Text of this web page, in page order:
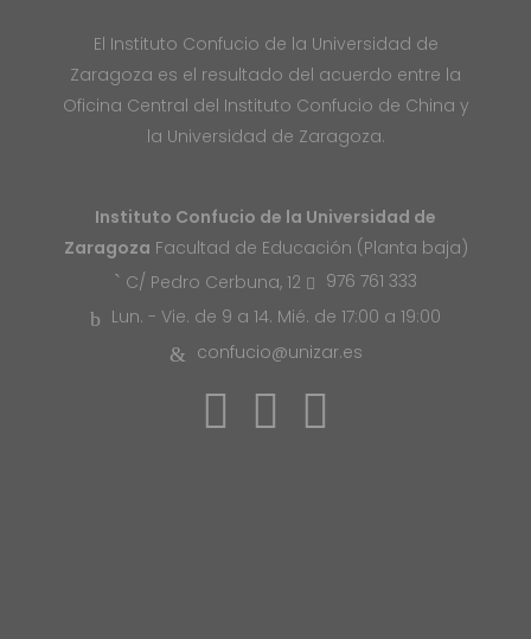
El Instituto Confucio de la Universidad de
Zaragoza es el resultado del acuerdo entre la
Oficina Central del Instituto Confucio de China y
la Universidad de Zaragoza.
Instituto Confucio de la Universidad de
Zaragoza Facultad de Educación (Planta baja)
C/ Pedro Cerbuna, 12
976 761 333
Lun. - Vie. de 9 a 14. Mié. de 17:00 a 19:00
confucio@unizar.es